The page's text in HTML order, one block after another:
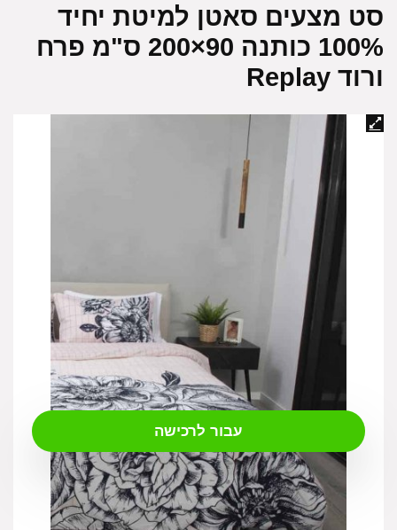
סט מצעים סאטן למיטת יחיד
100% כותנה 90×200 ס"מ פרח
ורוד Replay
₪
עבור לרכישה